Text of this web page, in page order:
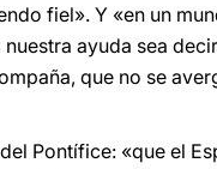
fiel». Y «en un
ayuda sea
que no se
Pontífice: «que el